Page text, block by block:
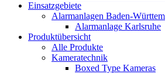
Einsatzgebiete
Alarmanlagen Baden-
Alarmanlage Karlsruhe
Produktübersicht
Alle Produkte
Kameratechnik
Boxed Type Kameras